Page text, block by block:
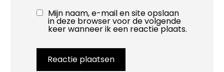
Mijn naam, e-mail en site opslaan
in deze browser voor de volgende
keer wanneer ik een reactie plaats.